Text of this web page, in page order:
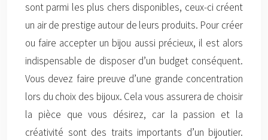
sont parmi les plus chers disponibles, ceux-ci créent
un air de prestige autour de leurs produits. Pour créer
ou faire accepter un bijou aussi précieux, il est alors
indispensable de disposer d’un budget conséquent.
Vous devez faire preuve d’une grande concentration
lors du choix des bijoux. Cela vous assurera de choisir
la pièce que vous désirez, car la passion et la
créativité sont des traits importants d’un bijoutier.